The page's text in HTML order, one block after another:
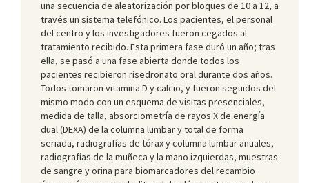
una secuencia de aleatorización por bloques de 10 a 12, a
través un sistema telefónico. Los pacientes, el personal
del centro y los investigadores fueron cegados al
tratamiento recibido. Esta primera fase duró un año; tras
ella, se pasó a una fase abierta donde todos los
pacientes recibieron risedronato oral durante dos años.
Todos tomaron vitamina D y calcio, y fueron seguidos del
mismo modo con un esquema de visitas presenciales,
medida de talla, absorciometría de rayos X de energía
dual (DEXA) de la columna lumbar y total de forma
seriada, radiografías de tórax y columna lumbar anuales,
radiografías de la muñeca y la mano izquierdas, muestras
de sangre y orina para biomarcadores del recambio